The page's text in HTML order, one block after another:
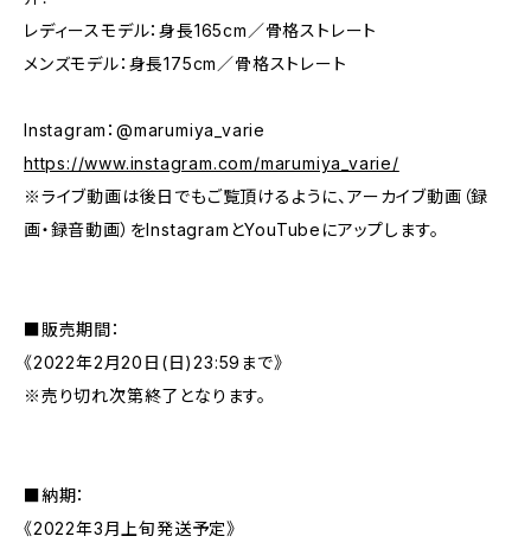
レディースモデル：身長165cm／骨格ストレート
メンズモデル：身長175cm／骨格ストレート
Instagram：@marumiya_varie
https://www.instagram.com/marumiya_varie/
※ライブ動画は後日でもご覧頂けるように、アーカイブ動画（録
画・録音動画）をInstagramとYouTubeにアップします。
■販売期間：
《2022年2月20日(日)23:59まで》
※売り切れ次第終了となります。
■納期：
《2022年3月上旬発送予定》